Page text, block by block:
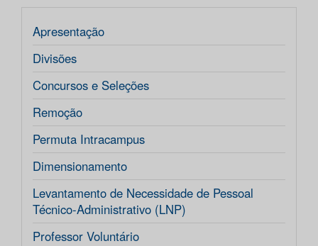
Apresentação
Divisões
Concursos e Seleções
Remoção
Permuta Intracampus
Dimensionamento
Levantamento de Necessidade de Pessoal
Técnico-Administrativo (LNP)
Professor Voluntário